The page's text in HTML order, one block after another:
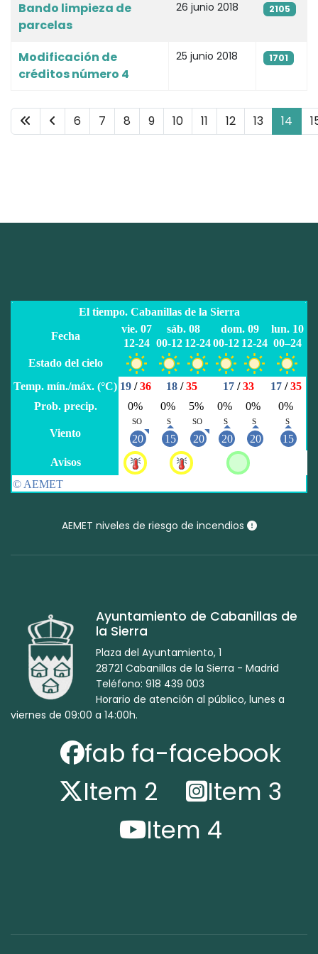
Bando limpieza de
parcelas
26 junio 2018 2105
Modificación de
créditos número 4
25 junio 2018 1701
6 7 8 9 10 11 12 13 14
AEMET niveles de riesgo de incendios
Ayuntamiento de Cabanillas de
la Sierra
Plaza del Ayuntamiento, 1
28721 Cabanillas de la Sierra - Madrid
Teléfono: 918 439 003
Horario de atención al público, lunes a
viernes de 09:00 a 14:00h.
fab fa-facebook
Item 2
Item 3
Item 4